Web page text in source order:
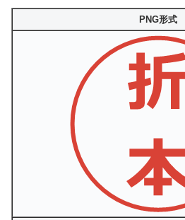
PNG形式